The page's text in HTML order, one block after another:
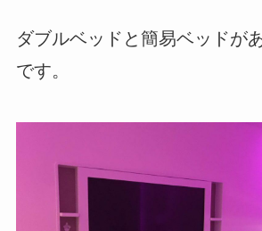
ダブルベッドと簡易ベッドが
です。